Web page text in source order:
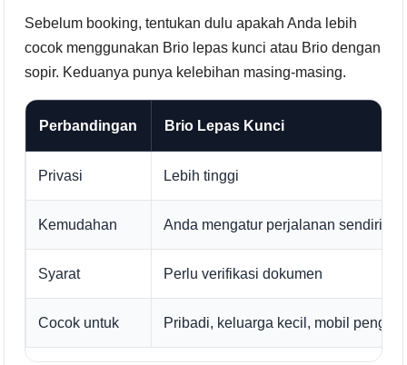
Sebelum booking, tentukan dulu apakah Anda lebih
cocok menggunakan Brio lepas kunci atau Brio dengan
sopir. Keduanya punya kelebihan masing-masing.
Perbandingan Brio Lepas Kunci
Privasi Lebih tinggi
Kemudahan Anda mengatur perjalanan sendiri
Syarat Perlu verifikasi dokumen
Cocok untuk Pribadi, keluarga kecil, mobil